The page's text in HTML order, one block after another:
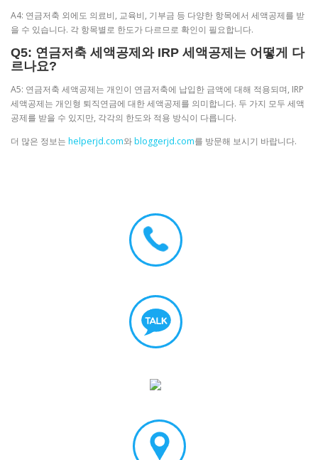
A4: 연금저축 외에도 의료비, 교육비, 기부금 등 다양한 항목에서 세액공제를 받
을 수 있습니다. 각 항목별로 한도가 다르므로 확인이 필요합니다.
Q5: 연금저축 세액공제와 IRP 세액공제는 어떻게 다
르나요?
A5: 연금저축 세액공제는 개인이 연금저축에 납입한 금액에 대해 적용되며, IRP
세액공제는 개인형 퇴직연금에 대한 세액공제를 의미합니다. 두 가지 모두 세액
공제를 받을 수 있지만, 각각의 한도와 적용 방식이 다릅니다.
더 많은 정보는 helperjd.com와bloggerjd.com를 방문해 보시기 바랍니다.